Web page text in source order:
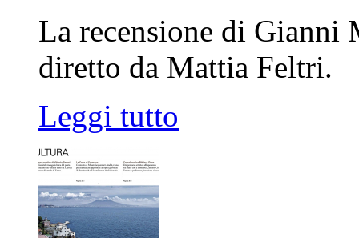
La recensione di Gianni
diretto da Mattia Feltri.
Leggi tutto